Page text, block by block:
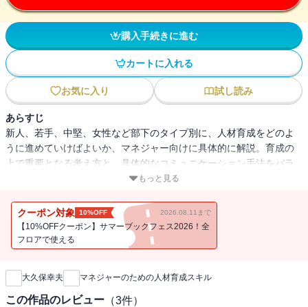
購入手続きに進む
カートに入れる
お気に入り 試し読み
あらすじ
新人、若手、中堅、女性など部下のタイプ別に、人材育成をどのよ
うに進めていけばよいか、マネジャー向けに具体的に解説。育成の
上で重要となる考え方と、具体的なコミュニケーション手法をバラ
もっと見る
クーポン対象 10%OFF 2026.08.11まで
【10%OFFクーポン】サマーブックフェス2026！全
フロアで使える
新刊通知
大久保幸夫 マネジャーのための人材育成スキル
この作品のレビュー （3件）